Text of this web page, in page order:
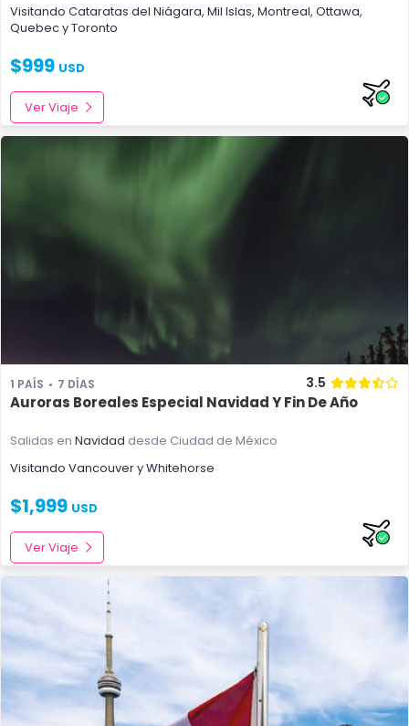
Visitando Cataratas del Niágara, Mil Islas, Montreal, Ottawa,
QuebecyToronto
$999 USD
Ver Viaje
1 PAÍS 7 DÍAS 3.5
Auroras Boreales Especial Navidad Y Fin De Año
Salidas en Navidad desde Ciudad de México
Visitando VancouveryWhitehorse
$1,999 USD
Ver Viaje